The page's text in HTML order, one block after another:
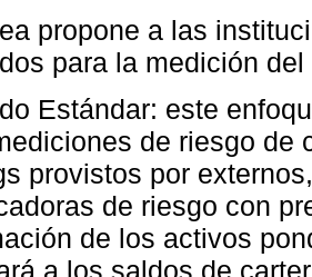
propone a las
para la medición
Estándar: este
de riesgo de
provistos por
de riesgo con
de los activos
a los saldos de